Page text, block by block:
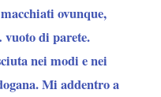
ovunque,
di parete.
nei modi e nei
Mi addentro a